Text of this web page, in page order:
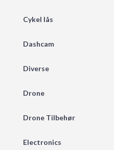
Cykel lås
Dashcam
Diverse
Drone
Drone Tilbehør
Electronics